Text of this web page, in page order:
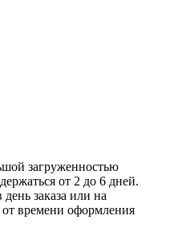
загруженностью
от 2 до 6 дней.
заказа или на
времени оформления